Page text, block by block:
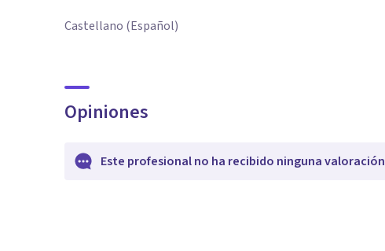
Castellano (Español)
Opiniones
Este profesional no ha recibido ninguna valoración